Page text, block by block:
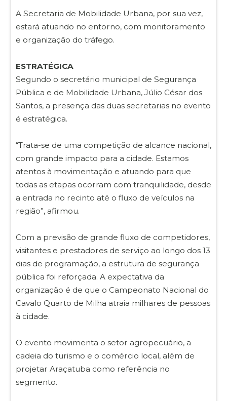
A Secretaria de Mobilidade Urbana, por sua vez,
estará atuando no entorno, com monitoramento
e organização do tráfego.
ESTRATÉGICA
Segundo o secretário municipal de Segurança
Pública e de Mobilidade Urbana, Júlio César dos
Santos, a presença das duas secretarias no evento
é estratégica.
“Trata-se de uma competição de alcance nacional,
com grande impacto para a cidade. Estamos
atentos à movimentação e atuando para que
todas as etapas ocorram com tranquilidade, desde
a entrada no recinto até o fluxo de veículos na
região”, afirmou.
Com a previsão de grande fluxo de competidores,
visitantes e prestadores de serviço ao longo dos 13
dias de programação, a estrutura de segurança
pública foi reforçada. A expectativa da
organização é de que o Campeonato Nacional do
Cavalo Quarto de Milha atraia milhares de pessoas
à cidade.
O evento movimenta o setor agropecuário, a
cadeia do turismo e o comércio local, além de
projetar Araçatuba como referência no
segmento.